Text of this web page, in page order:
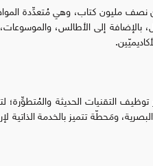
نصف مليون كتاب، وهي مُتعدِّدة
بالإضافة إلى الأطالس،
توظيف التقنيات الحديثة
ومَحطّة تتميز بالخدمة الذاتية